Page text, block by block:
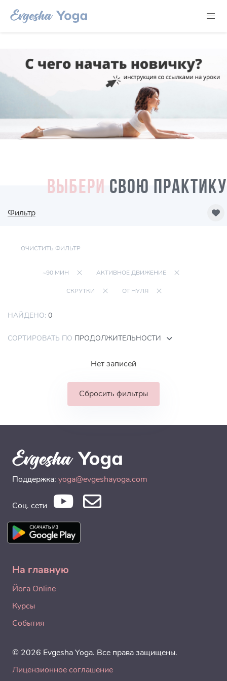
ВЫБЕРИ СВОЮ ПРАКТИКУ
Фильтр
ОЧИСТИТЬ ФИЛЬТР
~90 МИН АКТИВНОЕ ДВИЖЕНИЕ
СКРУТКИ ОТ НУЛЯ
НАЙДЕНО: 0
СОРТИРОВАТЬ ПО ПРОДОЛЖИТЕЛЬНОСТИ
Нет записей
Сбросить фильтры
Поддержка: yoga@evgeshayoga.com
Соц. сети
На главную
Йога Online
Курсы
События
© 2026 Evgesha Yoga. Все права защищены.
Лицензионное соглашение